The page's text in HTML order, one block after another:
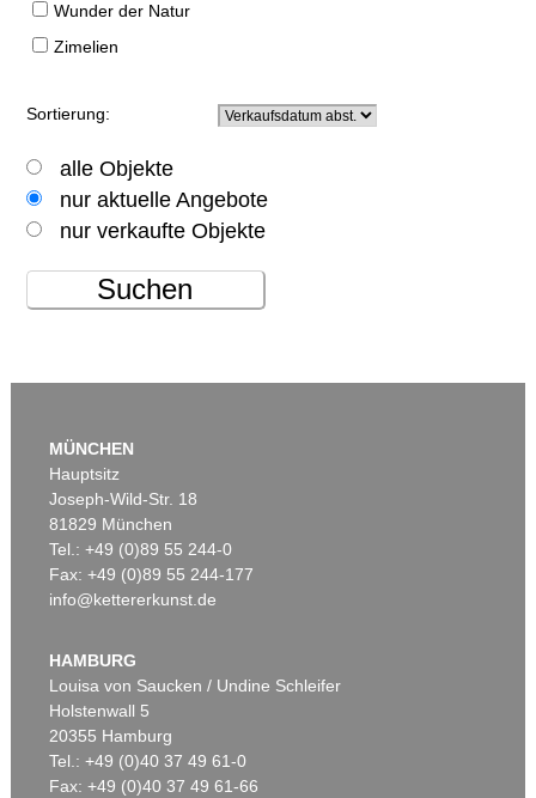
Wunder der Natur
Zimelien
Sortierung:
alle Objekte
nur aktuelle Angebote
nur verkaufte Objekte
Suchen
MÜNCHEN
Hauptsitz
Joseph-Wild-Str. 18
81829 München
Tel.: +49 (0)89 55 244-0
Fax: +49 (0)89 55 244-177
info@kettererkunst.de
HAMBURG
Louisa von Saucken / Undine Schleifer
Holstenwall 5
20355 Hamburg
Tel.: +49 (0)40 37 49 61-0
Fax: +49 (0)40 37 49 61-66